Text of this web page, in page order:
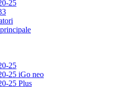
25
25
25 iGo neo
25 Plus